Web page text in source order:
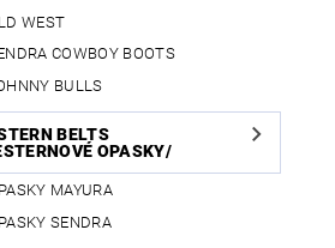
WEST
COWBOY BOOTS
BULLS
BELTS
OPASKY/
MAYURA
SENDRA